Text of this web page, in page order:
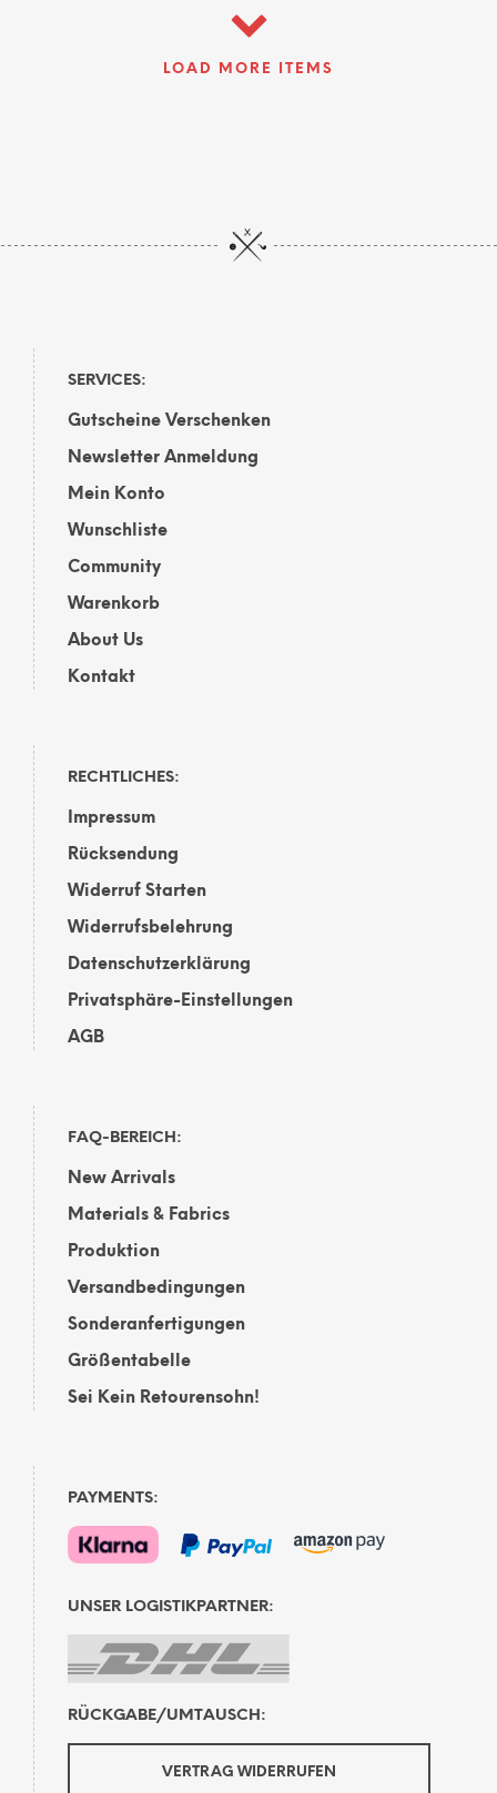
LOAD MORE ITEMS
SERVICES:
Gutscheine Verschenken
Newsletter Anmeldung
Mein Konto
Wunschliste
Community
Warenkorb
About Us
Kontakt
RECHTLICHES:
Impressum
Rücksendung
Widerruf Starten
Widerrufsbelehrung
Datenschutzerklärung
Privatsphäre-Einstellungen
AGB
FAQ-BEREICH:
New Arrivals
Materials & Fabrics
Produktion
Versandbedingungen
Sonderanfertigungen
Größentabelle
Sei Kein Retourensohn!
PAYMENTS:
UNSER LOGISTIKPARTNER:
RÜCKGABE/UMTAUSCH:
VERTRAG WIDERRUFEN